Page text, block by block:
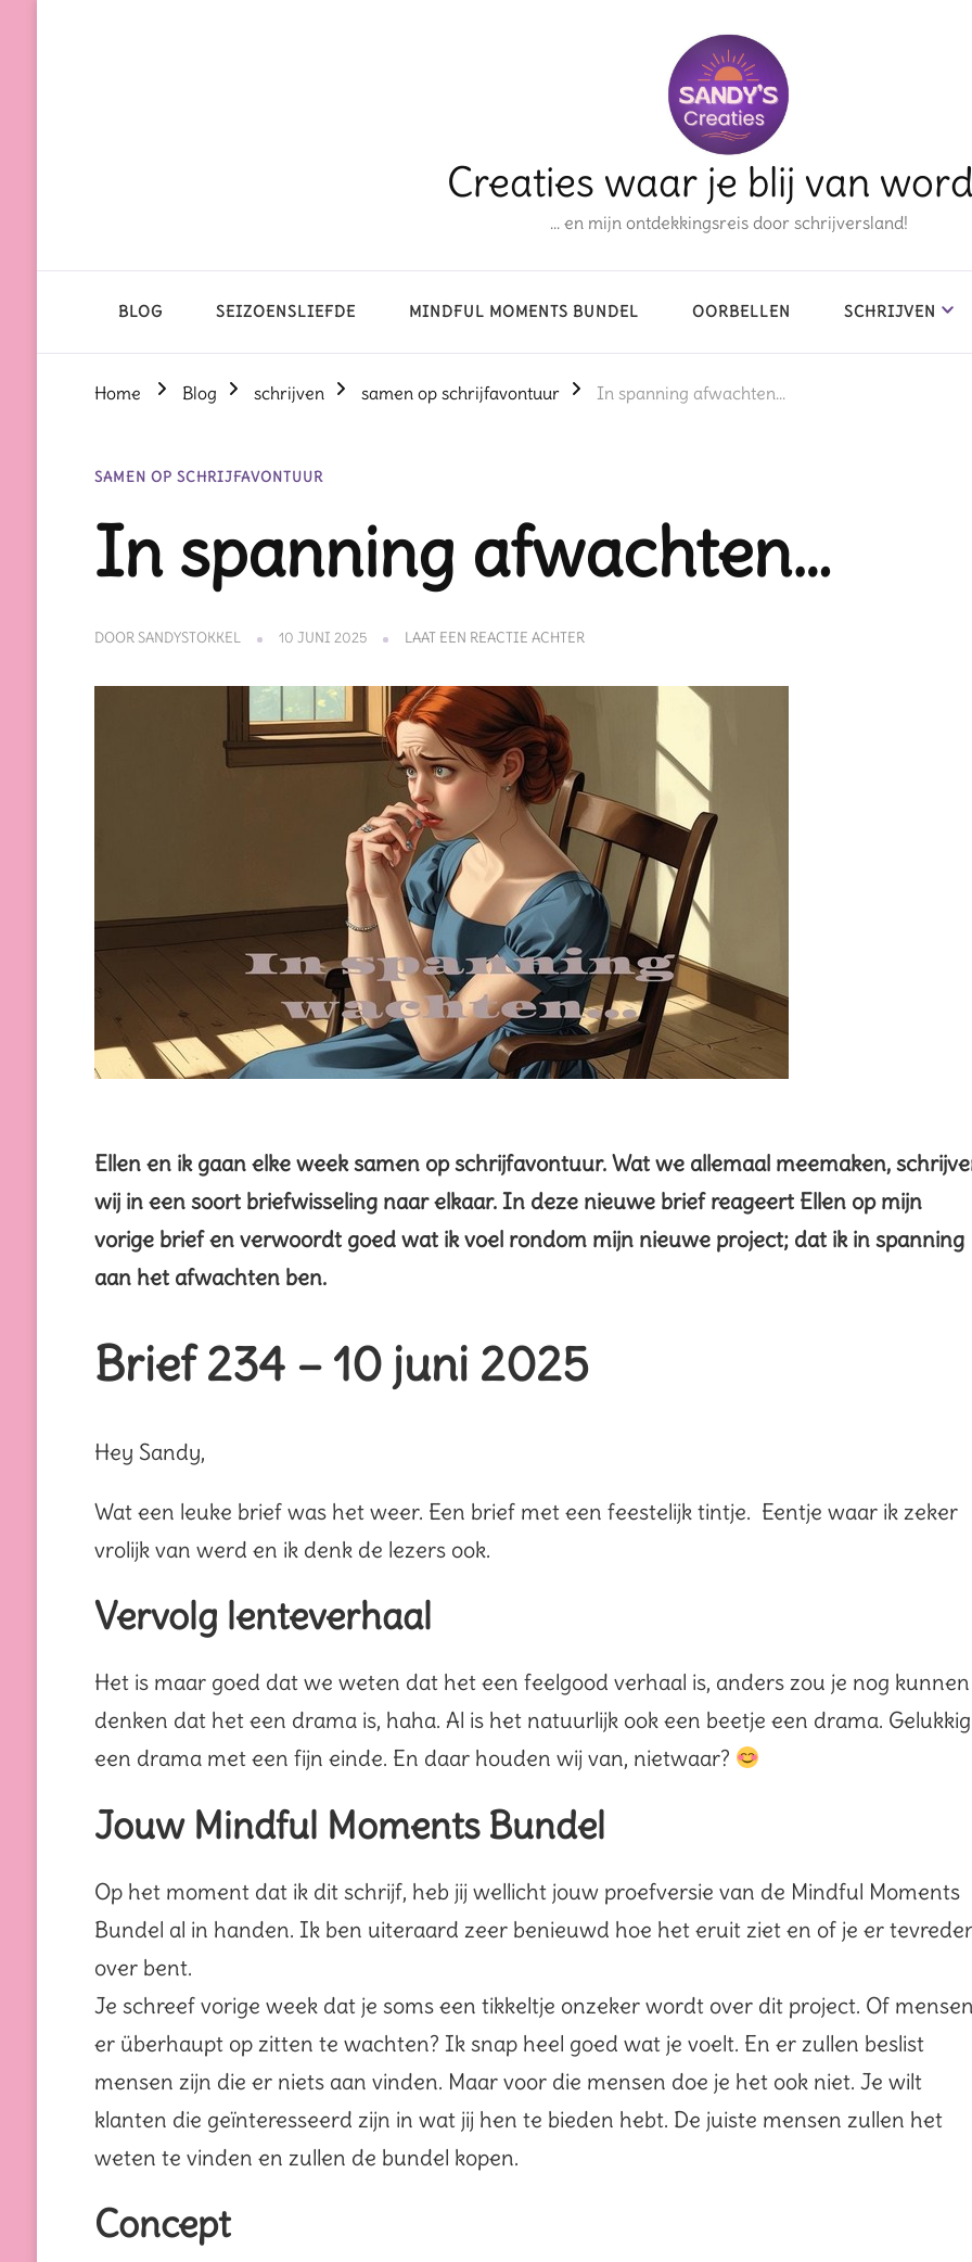
Creaties waar je blij van
… en mijn ontdekkingsreis door schrijversland!
BLOG SEIZOENSLIEFDE MINDFUL MOMENTS BUNDEL OORBELLEN SCHRIJVEN
Home Blog schrijven samen op schrijfavontuur In spanning afwachten…
SAMEN OP SCHRIJFAVONTUUR
In spanning afwachten…
DOORSANDYSTOKKEL 10 JUNI 2025 LAAT EEN REACTIE ACHTEROP
AFWACHTEN…
Ellen en ik gaan elke week samen op schrijfavontuur. Wat we allemaal meemaken,
wij in een soort briefwisseling naar elkaar. In deze nieuwe brief reageert Ellen op mijn
vorige brief en verwoordt goed wat ik voel rondom mijn nieuwe project; dat ik in spanning
aan het afwachten ben.
Brief 234 – 10 juni 2025
Hey Sandy,
Wat een leuke brief was het weer. Een brief met een feestelijk tintje. Eentje waar ik zeker
vrolijk van werd en ik denk de lezers ook.
Vervolg lenteverhaal
Het is maar goed dat we weten dat het een feelgood verhaal is, anders zou je nog kunnen
denken dat het een drama is, haha. Al is het natuurlijk ook een beetje een drama. Gelukkig
een drama met een fijn einde. En daar houden wij van, nietwaar?
Jouw Mindful Moments Bundel
Op het moment dat ik dit schrijf, heb jij wellicht jouw proefversie van de Mindful Moments
Bundel al in handen. Ik ben uiteraard zeer benieuwd hoe het eruit ziet en of je er
over bent.
Je schreef vorige week dat je soms een tikkeltje onzeker wordt over dit project. Of
er überhaupt op zitten te wachten? Ik snap heel goed wat je voelt. En er zullen beslist
mensen zijn die er niets aan vinden. Maar voor die mensen doe je het ook niet. Je wilt
klanten die geïnteresseerd zijn in wat jij hen te bieden hebt. De juiste mensen zullen het
weten te vinden en zullen de bundel kopen.
Concept